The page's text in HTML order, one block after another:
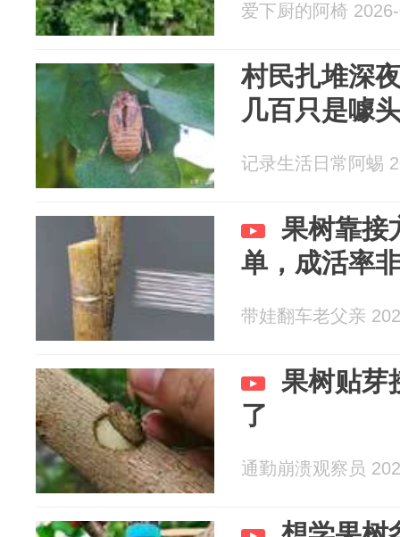
爱下厨的阿椅
村民扎堆深
几百只是噱
记录生活日常阿蜴
果树靠接
单，成活率
带娃翻车老父亲
果树贴芽
了
通勤崩溃观察员